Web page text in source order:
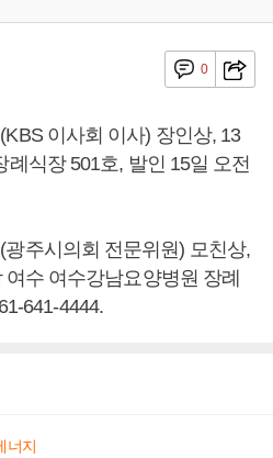
0
이사회 이사) 장인상, 13
식장 501호, 발인 15일 오전
주시의회 전문위원) 모친상,
수 여수강남요양병원 장례
641-4444.
너지